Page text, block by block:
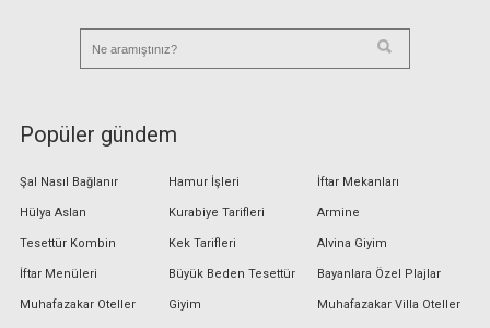
Popüler gündem
Şal Nasıl Bağlanır
Hülya Aslan
Tesettür Kombin
İftar Menüleri
Muhafazakar Oteller
Hamur İşleri
Kurabiye Tarifleri
Kek Tarifleri
Büyük Beden Tesettür
Giyim
İftar Mekanları
Armine
Alvina Giyim
Bayanlara Özel Plajlar
Muhafazakar Villa Oteller